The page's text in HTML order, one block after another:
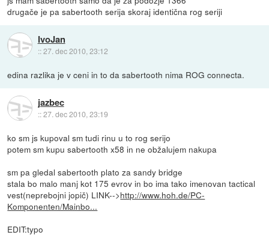
drugače je pa sabertooth serija skoraj identična rog seriji
IvoJan
::27. dec 2010, 23:12
edina razlika je v ceni in to da sabertooth nima ROG connecta.
jazbec
::27. dec 2010, 23:19
ko sm js kupoval sm tudi rinu u to rog serijo
potem sm kupu sabertooth x58 in ne obžalujem nakupa
sm pa gledal sabertooth plato za sandy bridge
stala bo malo manj kot 175 evrov in bo ima tako imenovan tactical
vest(neprebojni jopič) LINK-->http://www.hoh.de/PC-
Komponenten/Mainbo...
EDIT:typo